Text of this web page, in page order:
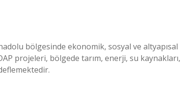
bölgesinde ekonomik, sosyal ve altyapısal
projeleri, bölgede tarım, enerji, su kaynakları,